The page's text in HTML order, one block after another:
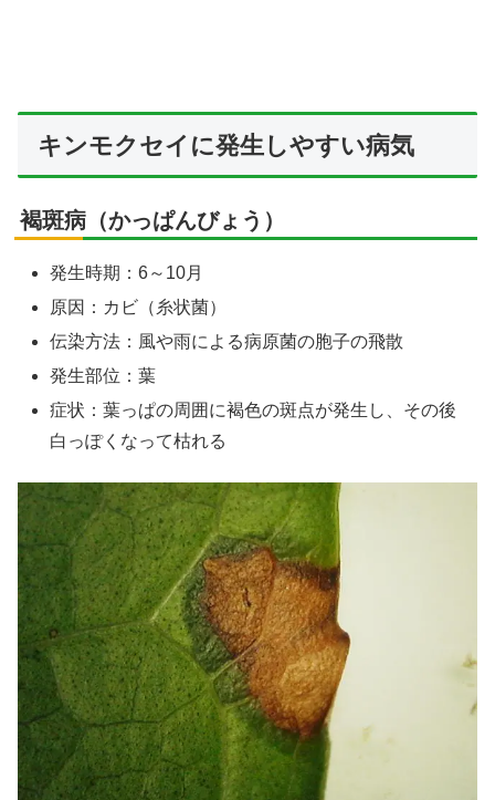
キンモクセイに発生しやすい病気
褐斑病（かっぱんびょう）
発生時期：6～10月
原因：カビ（糸状菌）
伝染方法：風や雨による病原菌の胞子の飛散
発生部位：葉
症状：葉っぱの周囲に褐色の斑点が発生し、その後
白っぽくなって枯れる